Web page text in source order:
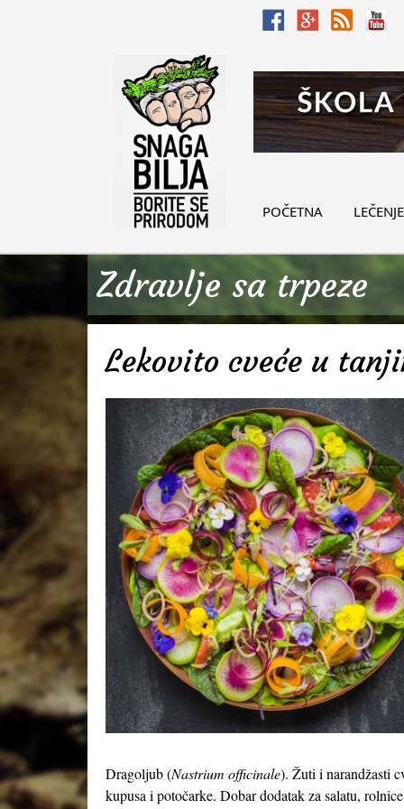
POČETNA
Zdravlje sa trpeze
Lekovito cveće u
Dragoljub (Nastrium officinale). Žuti i narandžasti
kupusa i potočarke. Dobar dodatak za salatu,